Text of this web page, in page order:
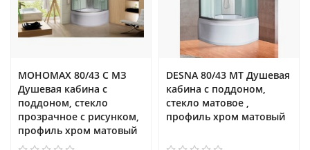
МОНОМАХ 80/43 С МЗ
Душевая кабина с
поддоном, cтекло
прозрачное с рисунком,
профиль хром матовый
DESNA 80/43 MT Душевая
кабина с поддоном,
стекло матовое ,
профиль хром матовый